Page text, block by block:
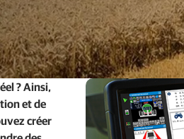
? Ainsi,
et de
créer